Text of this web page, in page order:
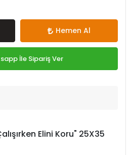
Hemen Al
İle Sipariş Ver
Elini Koru" 25X35